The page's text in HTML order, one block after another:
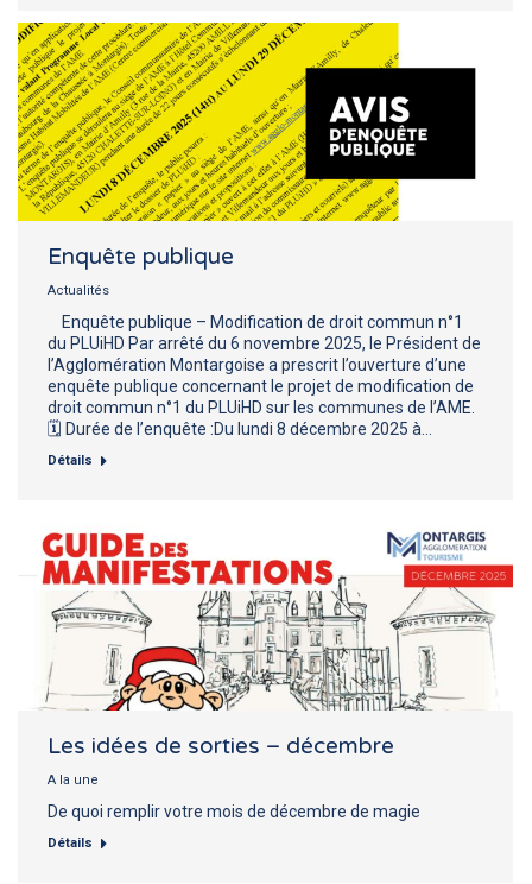
Enquête publique
Actualités
Enquête publique – Modification de droit commun n°1
du PLUiHD Par arrêté du 6 novembre 2025, le Président de
l’Agglomération Montargoise a prescrit l’ouverture d’une
enquête publique concernant le projet de modification de
droit commun n°1 du PLUiHD sur les communes de l’AME.
🗓 Durée de l’enquête :Du lundi 8 décembre 2025 à…
Détails
Les idées de sorties – décembre
A la une
De quoi remplir votre mois de décembre de magie
Détails